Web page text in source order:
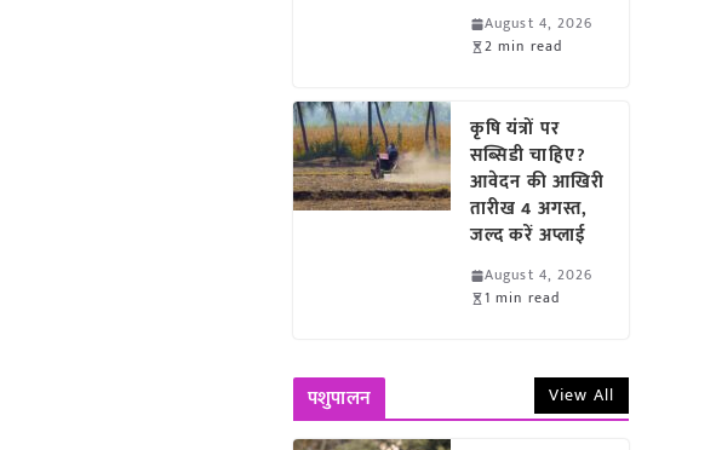
August 4, 2026
2 min read
कृषि यंत्रों पर
सब्सिडी चाहिए?
आवेदन की आखिरी
तारीख 4 अगस्त,
जल्द करें अप्लाई
August 4, 2026
1 min read
पशुपालन View All